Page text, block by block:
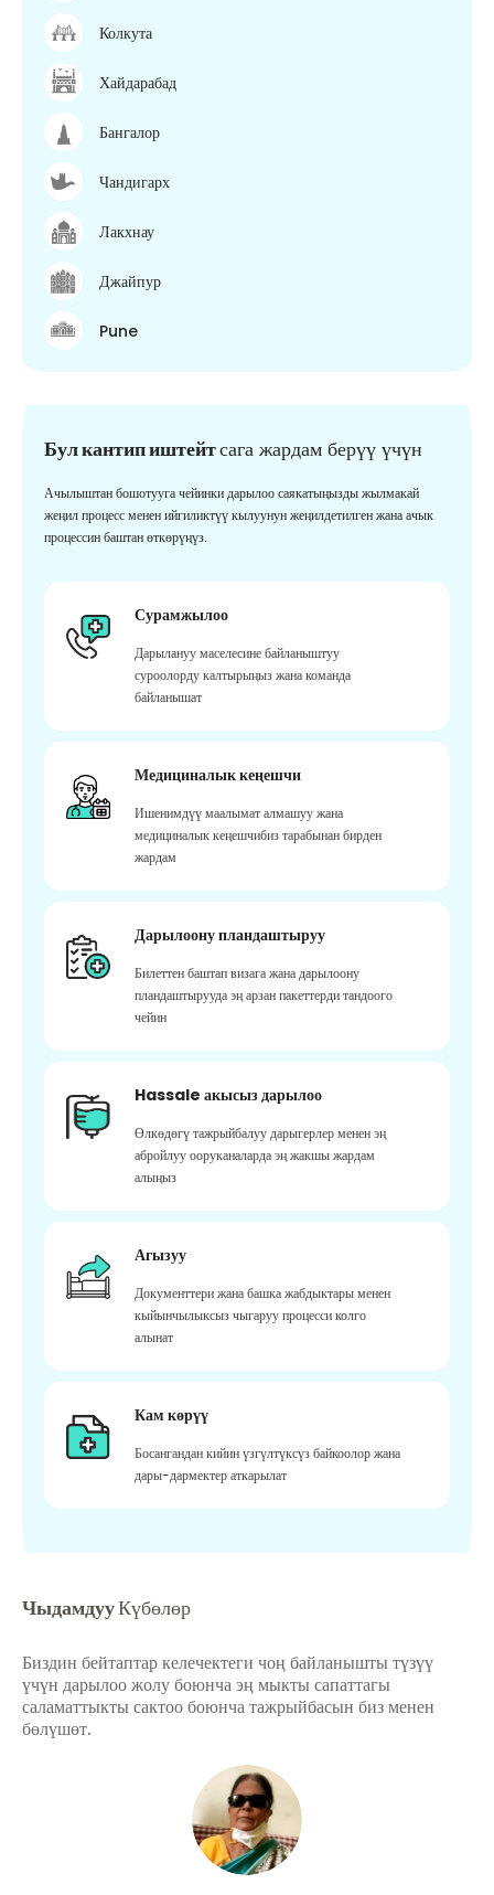
Колкута
Хайдарабад
Бангалор
Чандигарх
Лакхнау
Джайпур
Pune
Бул кантип иштейтсага жардам берүү үчүн
Ачылыштан бошотууга чейинки дарылоо саякатыңызды жылмакай
жеңил процесс менен ийгиликтүү кылуунун жеңилдетилген жана ачык
процессин баштан өткөрүңүз.
Сурамжылоо
Дарылануу маселесине байланыштуу
суроолорду калтырыңыз жана команда
байланышат
Медициналык кеңешчи
Ишенимдүү маалымат алмашуу жана
медициналык кеңешчибиз тарабынан бирден
жардам
Дарылоону пландаштыруу
Билеттен баштап визага жана дарылоону
пландаштырууда эң арзан пакеттерди тандоого
чейин
Hassale акысыз дарылоо
Өлкөдөгү тажрыйбалуу дарыгерлер менен эң
абройлуу ооруканаларда эң жакшы жардам
алыңыз
Агызуу
Документтери жана башка жабдыктары менен
кыйынчылыксыз чыгаруу процесси колго
алынат
Кам көрүү
Босангандан кийин үзгүлтүксүз байкоолор жана
дары-дармектер аткарылат
ЧыдамдууКүбөлөр
Биздин бейтаптар келечектеги чоң байланышты түзүү
үчүн дарылоо жолу боюнча эң мыкты сапаттагы
саламаттыкты сактоо боюнча тажрыйбасын биз менен
бөлүшөт.